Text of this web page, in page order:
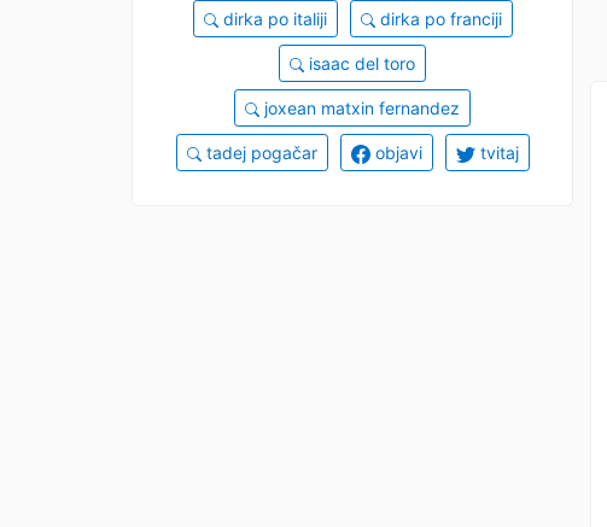
dirka po italiji dirka po franciji
isaac del toro
joxean matxin fernandez
tadej pogačar objavi tvitaj